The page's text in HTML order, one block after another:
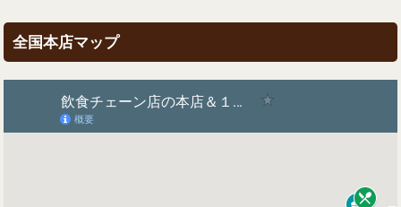
全国本店マップ